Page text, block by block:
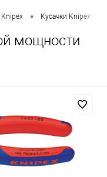
Knipex • Кусачки Knipex
мощности